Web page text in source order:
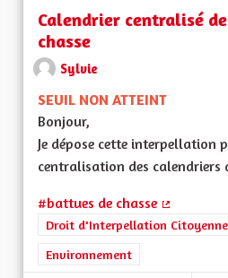
Calendrier centralisé
chasse
Sylvie
SEUIL NON ATTEINT
Bonjour,
Je dépose cette interpellation
centralisation des calendriers
#battues de chasse
(Lien
Droit d'Interpellation Citoyenne
Environnement